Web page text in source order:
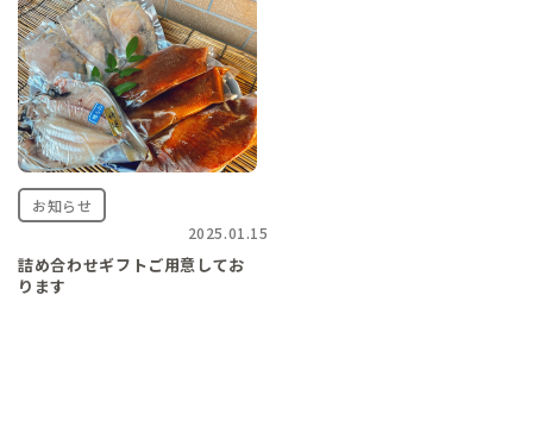
お知らせ
2025.01.15
詰め合わせギフトご用意してお
ります